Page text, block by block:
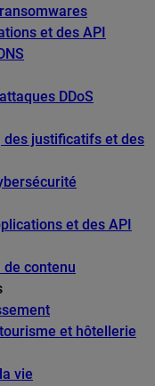
et des API
DDoS
des justificatifs et des
et des API
contenu
et hôtellerie
vie